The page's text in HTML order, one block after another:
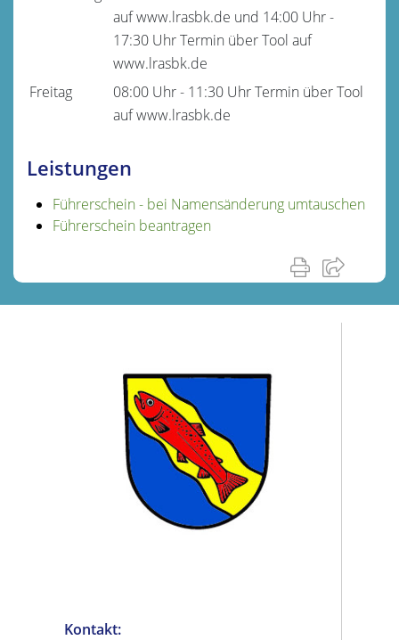
auf www.lrasbk.de und 14:00 Uhr-
17:30 UhrTermin über Tool auf
www.lrasbk.de
Freitag
08:00 Uhr- 11:30 UhrTermin über Tool
auf www.lrasbk.de
Leistungen
Führerschein - bei Namensänderung umtauschen
Führerschein beantragen
Kontakt: